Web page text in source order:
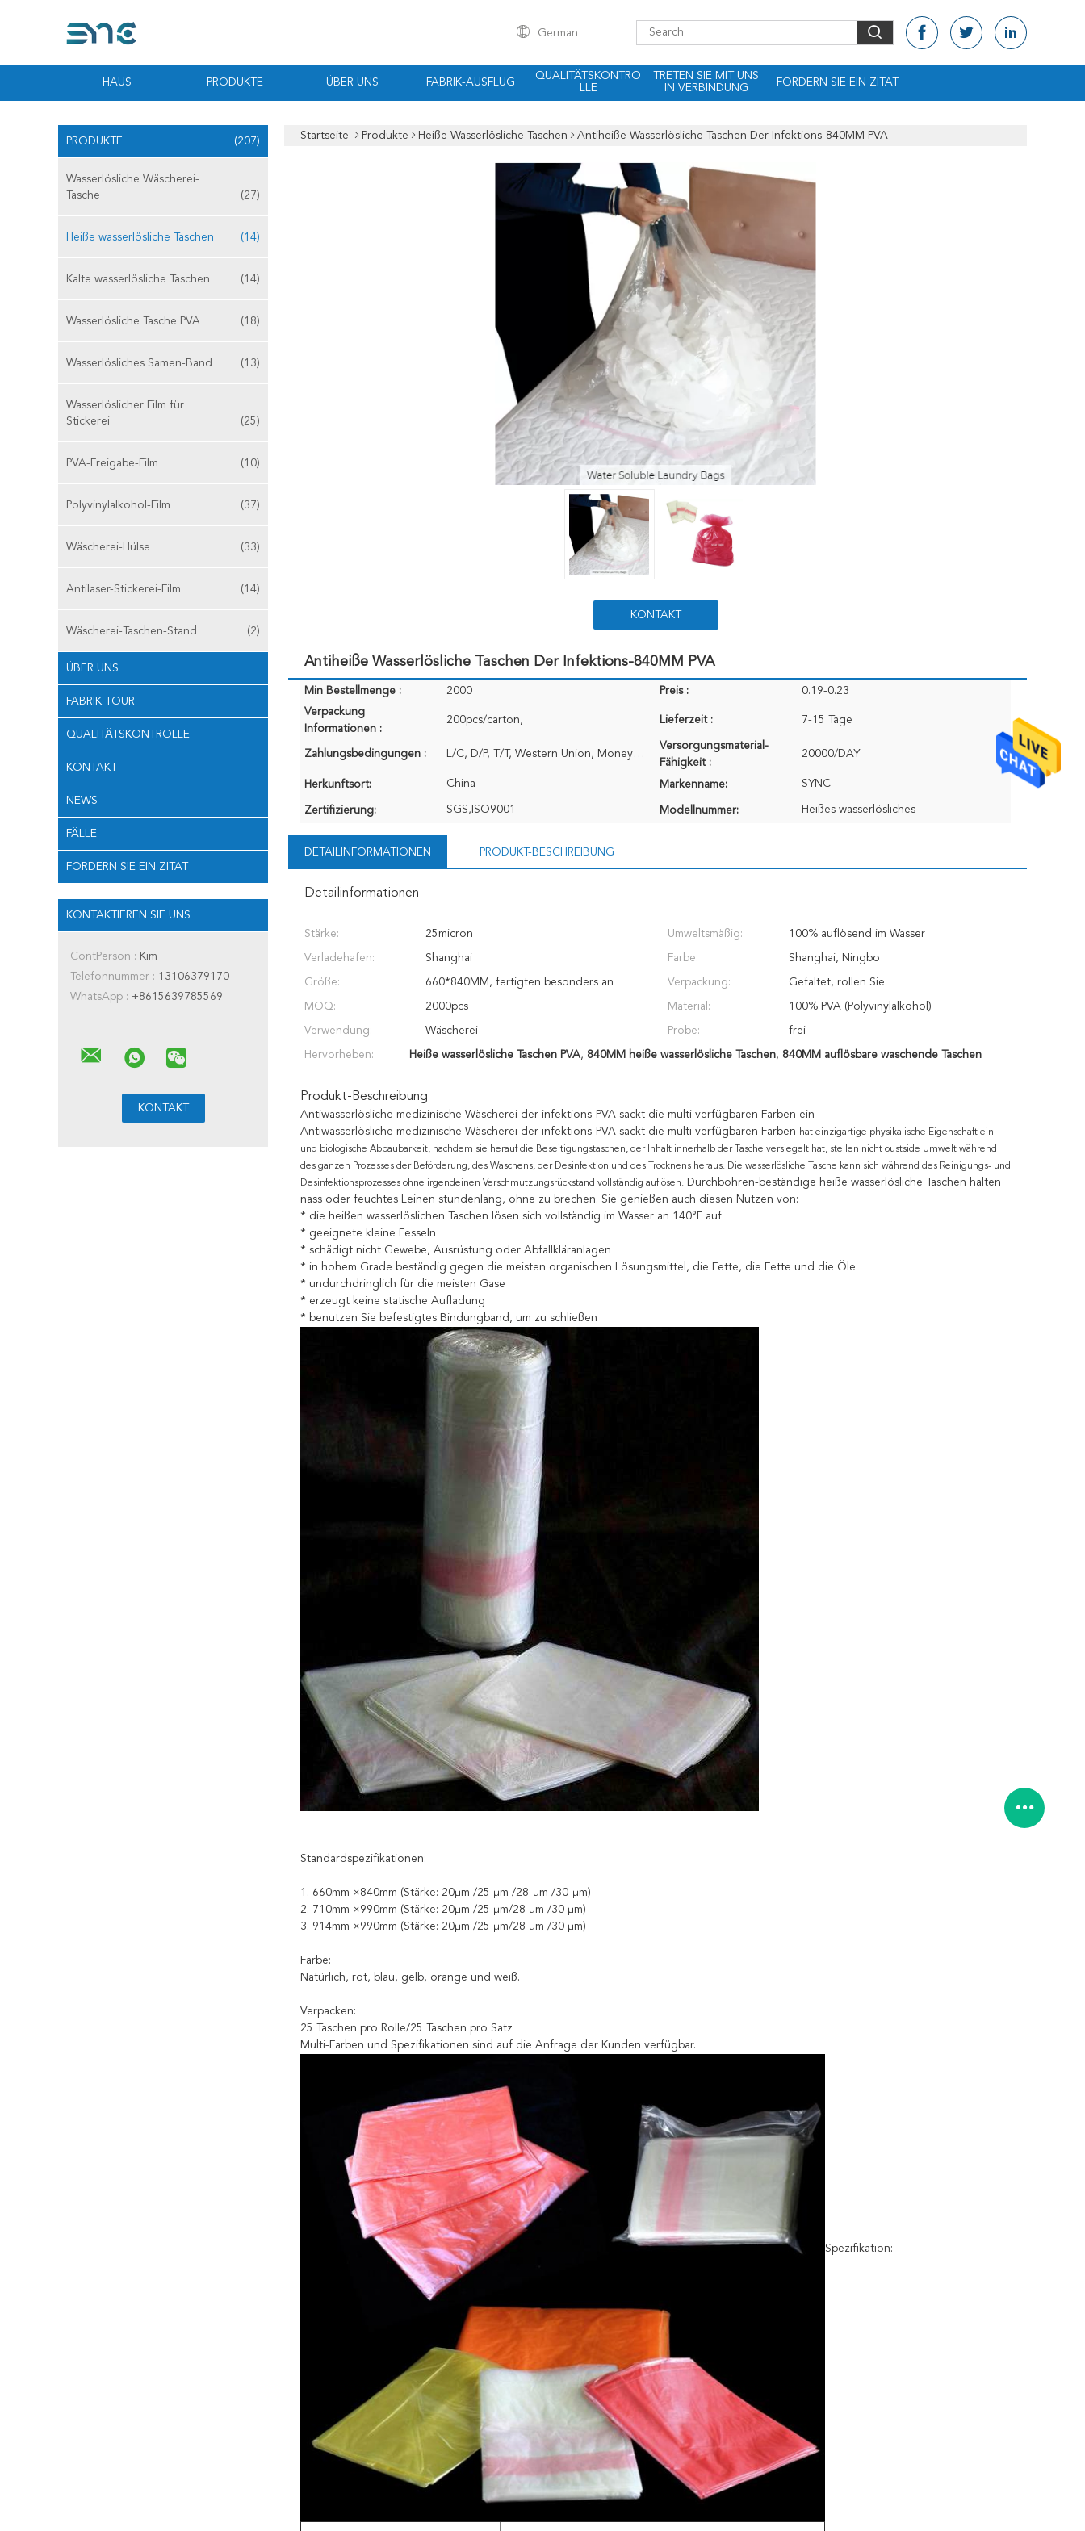
German
HAUS PRODUKTE ÜBER UNS FABRIK-AUSFLUG
QUALITÄTSKONTRO
LLE
TRETEN SIE MIT UNS
IN VERBINDUNG
FORDERN SIE EIN ZITAT
PRODUKTE (207)
Wasserlösliche Wäscherei-
Tasche
(27)
Heiße wasserlösliche Taschen (14)
Kalte wasserlösliche Taschen (14)
Wasserlösliche Tasche PVA (18)
Wasserlösliches Samen-Band (13)
Wasserlöslicher Film für
Stickerei
(25)
PVA-Freigabe-Film (10)
Polyvinylalkohol-Film (37)
Wäscherei-Hülse (33)
Antilaser-Stickerei-Film (14)
Wäscherei-Taschen-Stand (2)
ÜBER UNS
FABRIK TOUR
QUALITÄTSKONTROLLE
KONTAKT
NEWS
FÄLLE
FORDERN SIE EIN ZITAT
KONTAKTIEREN SIE UNS
ContPerson : Kim
Telefonnummer : 13106379170
WhatsApp : +8615639785569
Startseite Produkte Heiße Wasserlösliche Taschen Antiheiße Wasserlösliche Taschen Der Infektions-840MM PVA
KONTAKT
Antiheiße Wasserlösliche Taschen Der Infektions-840MM PVA
Min Bestellmenge : 2000 Preis :
0.19-0.23
Verpackung
Informationen :
200pcs/carton, Lieferzeit : 7-15 Tage
Zahlungsbedingungen : L/C, D/P, T/T, Western Union, MoneyGram
Versorgungsmaterial-
Fähigkeit :
20000/DAY
Herkunftsort: China Markenname: SYNC
Zertifizierung: SGS,ISO9001 Modellnummer: Heißes wasserlösliches
DETAILINFORMATIONEN PRODUKT-BESCHREIBUNG
Detailinformationen
Stärke: 25micron Umweltsmäßig: 100% auflösend im Wasser
Verladehafen: Shanghai Farbe: Shanghai, Ningbo
Größe: 660*840MM, fertigten besonders an Verpackung: Gefaltet, rollen Sie
MOQ: 2000pcs Material: 100% PVA (Polyvinylalkohol)
Verwendung: Wäscherei Probe: frei
Hervorheben: Heiße wasserlösliche Taschen PVA, 840MM heiße wasserlösliche Taschen, 840MM auflösbare waschende Taschen
Produkt-Beschreibung
Antiwasserlösliche medizinische Wäscherei der infektions-PVA sackt die multi verfügbaren Farben ein
Antiwasserlösliche medizinische Wäscherei der infektions-PVA sackt die multi verfügbaren Farben hat einzigartige physikalische Eigenschaft ein
und biologische Abbaubarkeit, nachdem sie herauf die Beseitigungstaschen, der Inhalt innerhalb der Tasche versiegelt hat, stellen nicht oustside Umwelt während
des ganzen Prozesses der Beförderung, des Waschens, der Desinfektion und des Trocknens heraus. Die wasserlösliche Tasche kann sich während des Reinigungs- und
Desinfektionsprozesses ohne irgendeinen Verschmutzungsrückstand vollständig auflösen. Durchbohren-beständige heiße wasserlösliche Taschen halten
nass oder feuchtes Leinen stundenlang, ohne zu brechen. Sie genießen auch diesen Nutzen von:
* die heißen wasserlöslichen Taschen lösen sich vollständig im Wasser an 140°F auf
* geeignete kleine Fesseln
* schädigt nicht Gewebe, Ausrüstung oder Abfallkläranlagen
* in hohem Grade beständig gegen die meisten organischen Lösungsmittel, die Fette, die Fette und die Öle
* undurchdringlich für die meisten Gase
* erzeugt keine statische Aufladung
* benutzen Sie befestigtes Bindungband, um zu schließen
Standardspezifikationen:
1. 660mm ×840mm (Stärke: 20μm /25 μm /28-μm /30-μm)
2. 710mm ×990mm (Stärke: 20μm /25 μm/28 μm /30 μm)
3. 914mm ×990mm (Stärke: 20μm /25 μm/28 μm /30 μm)
Farbe:
Natürlich, rot, blau, gelb, orange und weiß.
Verpacken:
25 Taschen pro Rolle/25 Taschen pro Satz
Multi-Farben und Spezifikationen sind auf die Anfrage der Kunden verfügbar.
Spezifikation: